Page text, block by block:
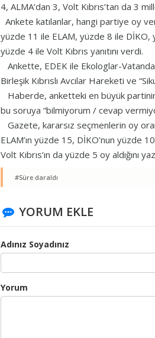
4, ALMA’dan 3, Volt Kıbrıs’tan da 3
Ankete katılanlar, hangi partiye oy
yüzde 11 ile ELAM, yüzde 8 ile DİKO,
yüzde 4 ile Volt Kıbrıs yanıtını verdi.
Ankette, EDEK ile Ekologlar-
Birleşik Kıbrıslı Avcılar Hareketi ve
Haberde, anketteki en büyük partinin
bu soruya “bilmiyorum / cevap
Gazete, kararsız seçmenlerin oy
ELAM’ın yüzde 15, DİKO’nun yüzde
Volt Kıbrıs’ın da yüzde 5 oy aldığını
#Süre daraldı
YORUM EKLE
Adınız Soyadınız
Yorum